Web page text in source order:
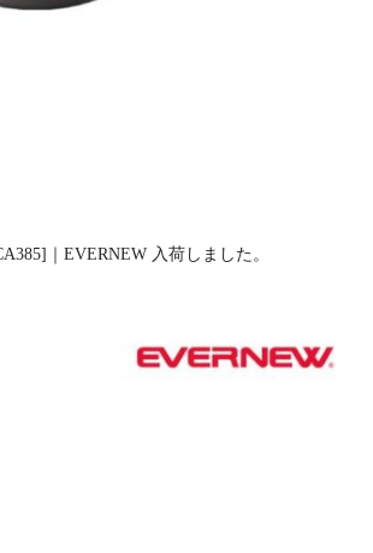
｜EVERNEW 入荷しました。